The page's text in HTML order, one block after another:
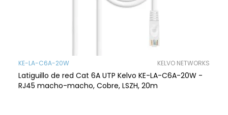
KE-LA-C6A-20W KELVO NETWORKS
Latiguillo de red Cat 6A UTP Kelvo KE-LA-C6A-20W -
RJ45 macho-macho, Cobre, LSZH, 20m